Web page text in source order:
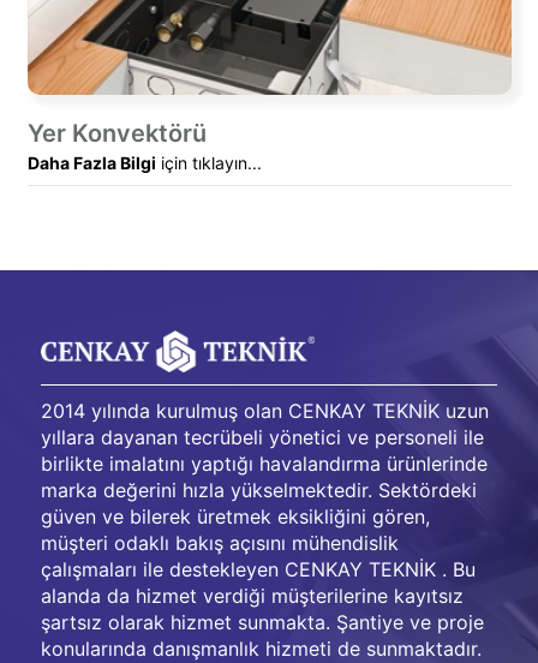
Yer Konvektörü
Daha Fazla Bilgi için tıklayın...
2014 yılında kurulmuş olan CENKAY TEKNİK uzun
yıllara dayanan tecrübeli yönetici ve personeli ile
birlikte imalatını yaptığı havalandırma ürünlerinde
marka değerini hızla yükselmektedir. Sektördeki
güven ve bilerek üretmek eksikliğini gören,
müşteri odaklı bakış açısını mühendislik
çalışmaları ile destekleyen CENKAY TEKNİK . Bu
alanda da hizmet verdiği müşterilerine kayıtsız
şartsız olarak hizmet sunmakta. Şantiye ve proje
konularında danışmanlık hizmeti de sunmaktadır.